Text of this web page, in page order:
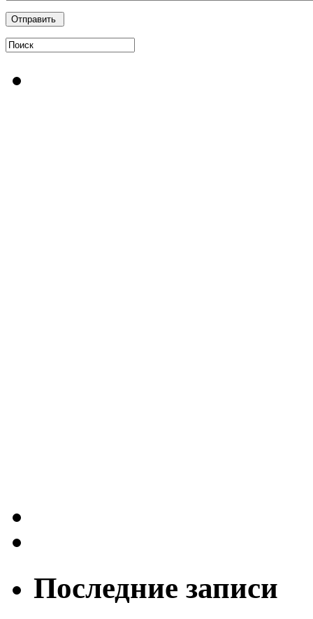
Последние записи